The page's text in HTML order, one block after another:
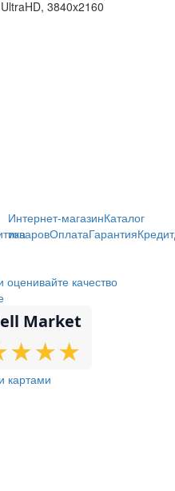
3840x2160
Интернет-магазинКаталог
товаровОплатаГарантияКредит
Market
★
★★
★★
★